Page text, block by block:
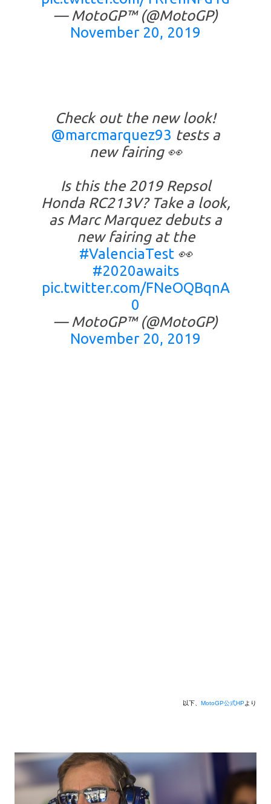
— MotoGP™ (@MotoGP)
November 20, 2019
Check out the new look!
@marcmarquez93 tests a
new fairing 👀
Is this the 2019 Repsol
Honda RC213V? Take a look,
as Marc Marquez debuts a
new fairing at the
#ValenciaTest👀
#2020awaits
pic.twitter.com/FNeOQBqnA
0
— MotoGP™ (@MotoGP)
November 20, 2019
以下、 MotoGP公式HPより